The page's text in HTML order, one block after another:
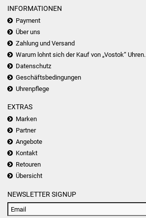
INFORMATIONEN
Payment
Über uns
Zahlung und Versand
Warum lohnt sich der Kauf von „Vostok“ Uhren.
Datenschutz
Geschäftsbedingungen
Uhrenpflege
EXTRAS
Marken
Partner
Angebote
Kontakt
Retouren
Übersicht
NEWSLETTER SIGNUP